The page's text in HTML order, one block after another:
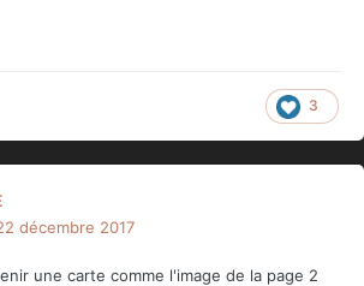
3
décembre 2017
une carte comme l'image de la page 2